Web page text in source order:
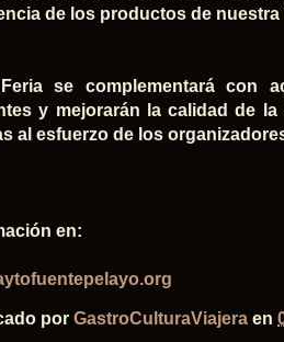
de los productos de nuestra
se complementará con
y mejorarán la calidad de
al esfuerzo de los
en:
por GastroCulturaViajera en